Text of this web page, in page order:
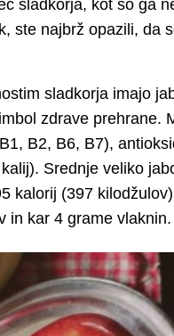
sladkorja, kot so ga
ste najbrž opazili, da
sladkorja imajo
zdrave prehrane.
B2, B6, B7),
Srednje veliko
kalorij (397
in kar 4 grame vlaknin.